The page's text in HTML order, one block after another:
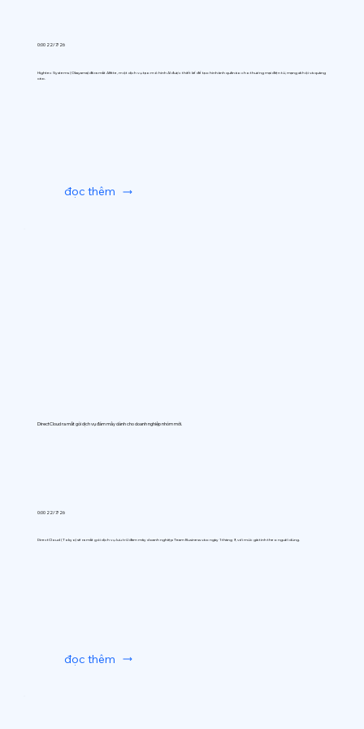
0:00 22/7/26
Hightec Systems (Okayama) đã ra mắt AIfitte, một dịch vụ tạo mô hình AI được thiết kế để tạo hình ảnh quần áo cho thương mại điện tử, mạng xã hội và quảng
cáo.
đọc thêm
DirectCloud ra mắt gói dịch vụ đám mây dành cho doanh nghiệp nhóm mới.
0:00 22/7/26
DirectCloud (Tokyo) sẽ ra mắt gói dịch vụ lưu trữ đám mây doanh nghiệp Team Business vào ngày 1 tháng 9, với mức giá tính theo người dùng.
đọc thêm